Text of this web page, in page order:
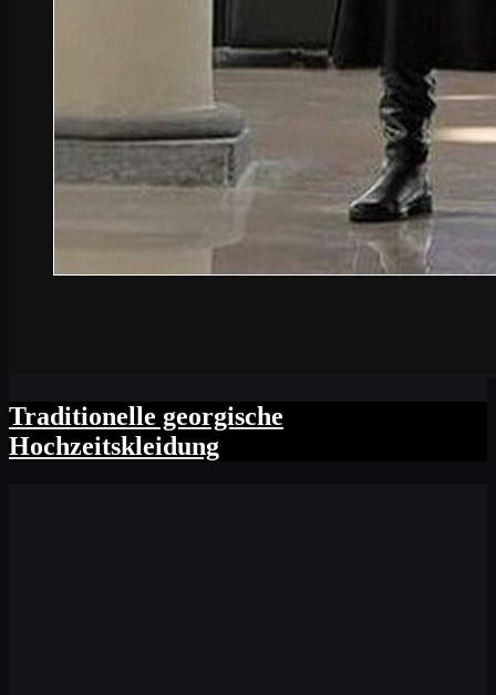
Traditionelle georgische
Hochzeitskleidung